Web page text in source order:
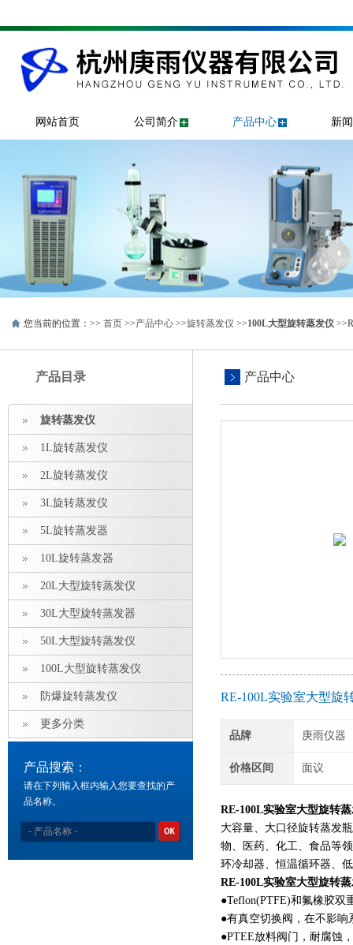
网站首页 公司简介 产品中心 新
您当前的位置：>> 首页 >>产品中心 >>旋转蒸发仪 >>100L大型旋转蒸发仪
产品目录
旋转蒸发仪
1L旋转蒸发仪
2L旋转蒸发仪
3L旋转蒸发仪
5L旋转蒸发器
10L旋转蒸发器
20L大型旋转蒸发仪
30L大型旋转蒸发器
50L大型旋转蒸发仪
100L大型旋转蒸发仪
防爆旋转蒸发仪
更多分类
产品搜索：
请在下列输入框内输入您要查找的产
品名称。
产品中心
RE-100L实验室大型旋
品牌 庚雨仪器
价格区间 面议
RE-100L实验室大型旋转
大容量、大口径旋转蒸发
物、医药、化工、食品等
环冷却器、恒温循环器、
RE-100L实验室大型旋转
●Teflon(PTFE)和氟橡胶
●有真空切换阀，在不影
●PTEE放料阀门，耐腐蚀